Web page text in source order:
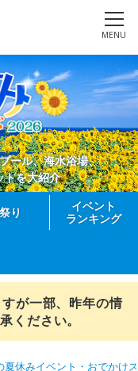
MENU
ール、海水浴場、
トを大紹介
り
イベント
ランキング
が一部、昨年の情
ください。
夏休みイベント・おでかけ